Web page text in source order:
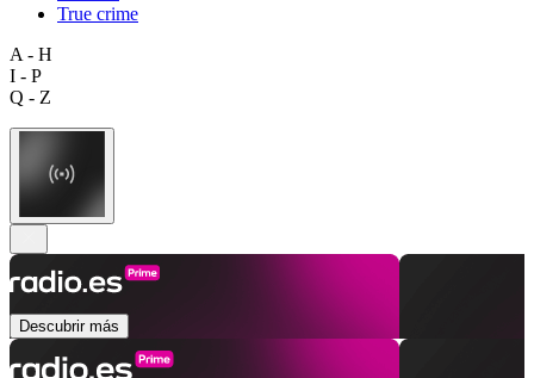
True crime
A - H
I - P
Q - Z
Descubrir más